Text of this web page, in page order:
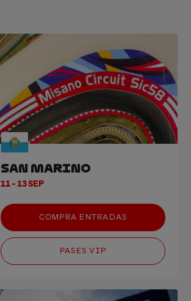
SAN MARINO
11 - 13 SEP
COMPRA ENTRADAS
PASES VIP